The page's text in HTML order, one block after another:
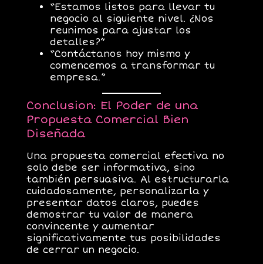
“Estamos listos para llevar tu
negocio al siguiente nivel. ¿Nos
reunimos para ajustar los
detalles?”
“Contáctanos hoy mismo y
comencemos a transformar tu
empresa.”
Conclusion: El Poder de una
Propuesta Comercial Bien
Diseñada
Una propuesta comercial efectiva no
solo debe ser informativa, sino
también persuasiva. Al estructurarla
cuidadosamente, personalizarla y
presentar datos claros, puedes
demostrar tu valor de manera
convincente y aumentar
significativamente tus posibilidades
de cerrar un negocio.